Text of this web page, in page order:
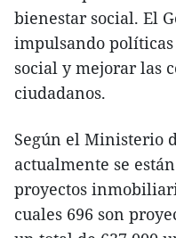
bienestar social. El
impulsando
social y mejorar las
ciudadanos.
Según el Ministerio
actualmente se
proyectos
cuales 696 son